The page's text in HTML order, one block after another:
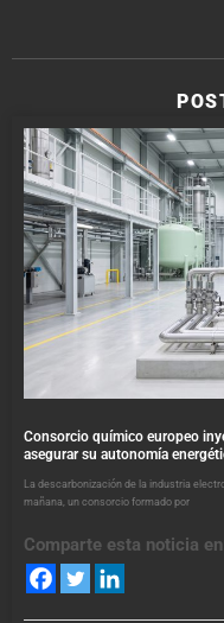
Consorcio químico europeo
asegurar su autonomía
La descarbonización de la industria
mañana, un consorcio formado por
Comparte esta noticia